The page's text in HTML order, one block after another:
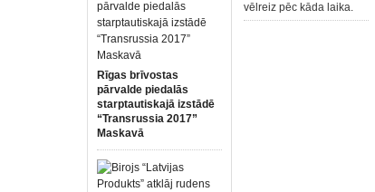
Rīgas brīvostas
pārvalde piedalās
starptautiskajā izstādē
“Transrussia 2017”
Maskavā
vēlreiz pēc kāda laika.